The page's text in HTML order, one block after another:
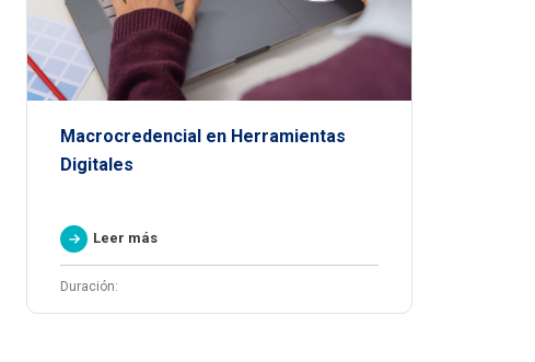
Macrocredencial en Herramientas
Digitales
Leer más
Duración: